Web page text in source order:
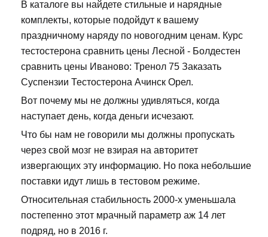
В каталоге вы найдете стильные и нарядные
комплекты, которые подойдут к вашему
праздничному наряду по новогодним ценам. Курс
тестостерона сравнить цены Лесной - Болдестен
сравнить цены Иваново: Тренол 75 Заказать
Суспензии Тестостерона Ачинск Орел.
Вот почему мы не должны удивляться, когда
наступает день, когда деньги исчезают.
Что бы нам не говорили мы должны пропускать
через свой мозг не взирая на авторитет
извергающих эту информацию. Но пока небольшие
поставки идут лишь в тестовом режиме.
Относительная стабильность 2000-х уменьшала
постепенно этот мрачный параметр аж 14 лет
подряд, но в 2016 г.